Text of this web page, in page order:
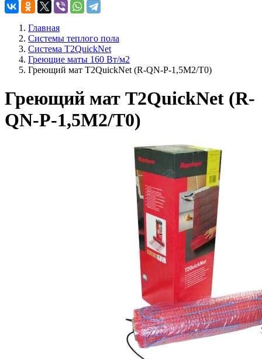
Главная
Системы теплого пола
Система T2QuickNet
Греющие маты 160 Вт/м2
Греющий мат T2QuickNet (R-QN-P-1,5M2/T0)
Греющий мат T2QuickNet (R-
QN-P-1,5M2/T0)